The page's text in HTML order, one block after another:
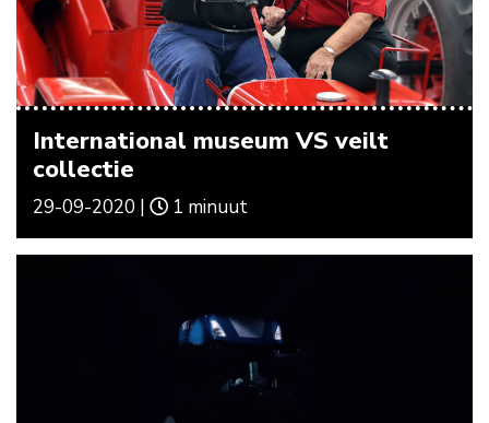
International museum VS veilt
collectie
29-09-2020 | 1 minuut